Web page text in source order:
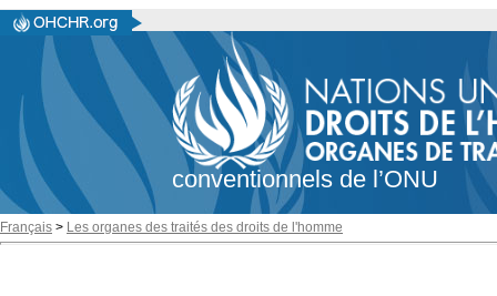
conventionnels de l’ONU
Français > Les organes des traités des droits de l'homme